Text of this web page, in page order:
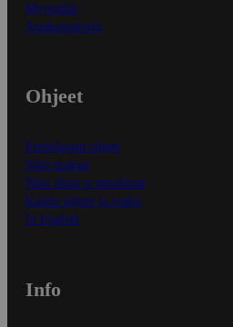
Myymälät
Asiakaspalvelu
Ohjeet
Ensitilaajan ohjeet
Näin maksat
Näin tilaat ja muokkaat
Kaikki ohjeet ja vinkit
In English
Info